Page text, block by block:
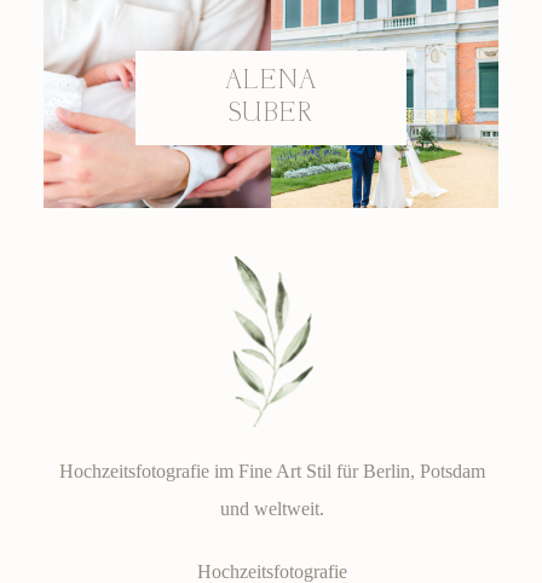
ALENA
SUBER
Hochzeitsfotografie
Hochzeitsfotografie im Fine Art Stil für Berlin, Potsdam
und weltweit.